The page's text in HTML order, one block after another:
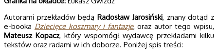
Autorami przekładów będą Radosław Jarosiński, znany dotąd z
e-booka Dziecięce koszmary i fantazje, oraz autor tego wpisu,
Mateusz Kopacz, który wspomógł wydawcę przekładami kilku
tekstów oraz radami w ich doborze. Poniżej spis treści: